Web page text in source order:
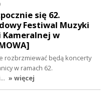
się 62.
Festiwal Muzyki
Kameralnej w
rozbrzmiewać będą koncerty
w ramach 62.
» więcej